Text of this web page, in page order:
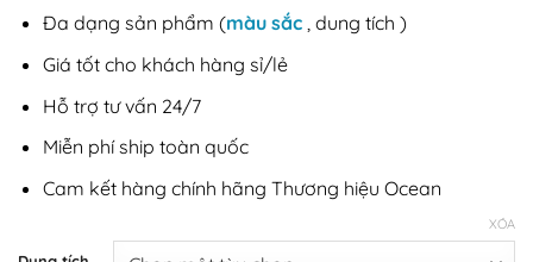
Đa dạng sản phẩm (màu sắc, dung tích )
Giá tốt cho khách hàng sỉ/lẻ
Hỗ trợ tư vấn 24/7
Miễn phí ship toàn quốc
Cam kết hàng chính hãng Thương hiệu Ocean
XÓA